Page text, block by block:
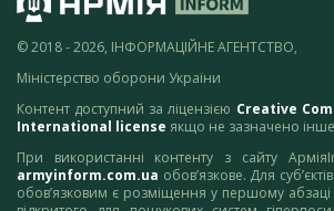
© 2018 - 2026, ІНФОРМАЦІЙНЕ АГЕНТСТВО,
Міністерство оборони України
Контент доступний за ліцензією Creative
International license якщо не зазначено
При використанні контенту з сайту
armyinform.com.ua обов’язкове. Для
обов’язковим є розміщення у першому абзаці